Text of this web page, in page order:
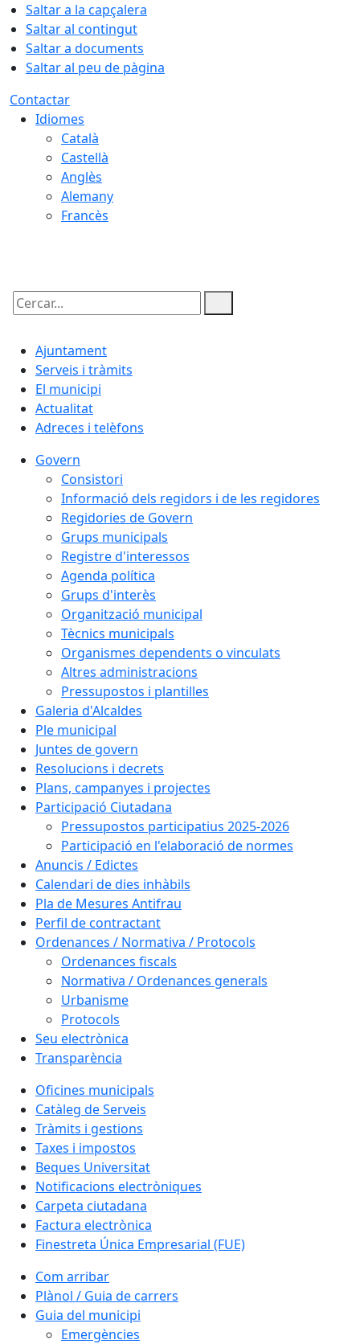
Saltar a la capçalera
Saltar al contingut
Saltar a documents
Saltar al peu de pàgina
Contactar
Idiomes
Català
Castellà
Anglès
Alemany
Francès
Cercar:
Ajuntament
Serveis i tràmits
El municipi
Actualitat
Adreces i telèfons
Govern
Consistori
Informació dels regidors i de les regidores
Regidories de Govern
Grups municipals
Registre d'interessos
Agenda política
Grups d'interès
Organització municipal
Tècnics municipals
Organismes dependents o vinculats
Altres administracions
Pressupostos i plantilles
Galeria d'Alcaldes
Ple municipal
Juntes de govern
Resolucions i decrets
Plans, campanyes i projectes
Participació Ciutadana
Pressupostos participatius 2025-2026
Participació en l'elaboració de normes
Anuncis / Edictes
Calendari de dies inhàbils
Pla de Mesures Antifrau
Perfil de contractant
Ordenances / Normativa / Protocols
Ordenances fiscals
Normativa / Ordenances generals
Urbanisme
Protocols
Seu electrònica
Transparència
Oficines municipals
Catàleg de Serveis
Tràmits i gestions
Taxes i impostos
Beques Universitat
Notificacions electròniques
Carpeta ciutadana
Factura electrònica
Finestreta Única Empresarial (FUE)
Com arribar
Plànol / Guia de carrers
Guia del municipi
Emergències